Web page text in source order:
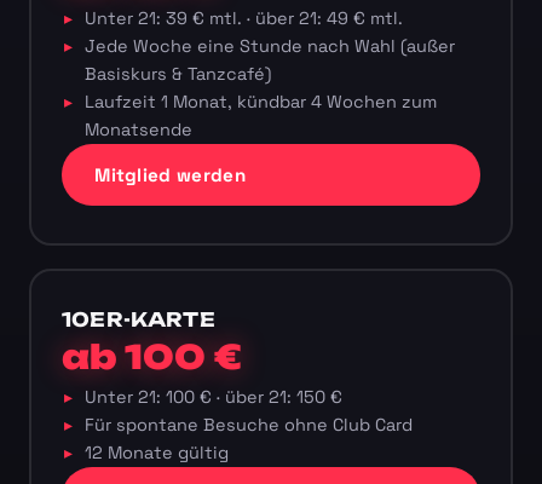
Unter 21: 39 € mtl. · über 21: 49 € mtl.
Jede Woche eine Stunde nach Wahl (außer
Basiskurs & Tanzcafé)
Laufzeit 1 Monat, kündbar 4 Wochen zum
Monatsende
Mitglied werden
10ER-KARTE
ab 100 €
Unter 21: 100 € · über 21: 150 €
Für spontane Besuche ohne Club Card
12 Monate gültig